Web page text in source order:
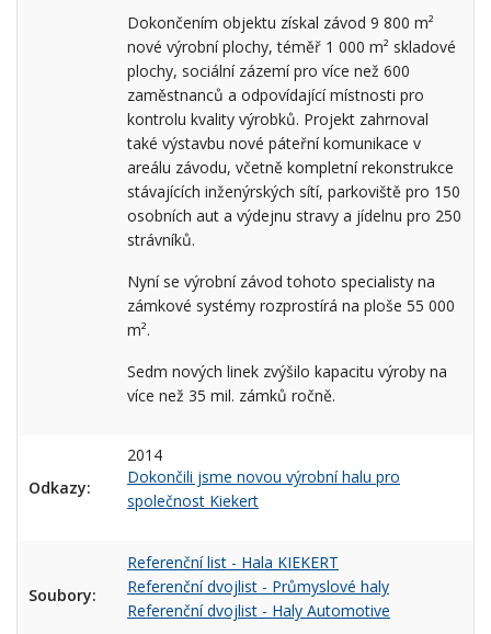
Dokončením objektu získal závod 9 800 m²
nové výrobní plochy, téměř 1 000 m² skladové
plochy, sociální zázemí pro více než 600
zaměstnanců a odpovídající místnosti pro
kontrolu kvality výrobků. Projekt zahrnoval
také výstavbu nové páteřní komunikace v
areálu závodu, včetně kompletní rekonstrukce
stávajících inženýrských sítí, parkoviště pro 150
osobních aut a výdejnu stravy a jídelnu pro 250
strávníků.
Nyní se výrobní závod tohoto specialisty na
zámkové systémy rozprostírá na ploše 55 000
m².
Sedm nových linek zvýšilo kapacitu výroby na
více než 35 mil. zámků ročně.
Odkazy:
2014
Dokončili jsme novou výrobní halu pro
společnost Kiekert
Soubory:
Referenční list - Hala KIEKERT
Referenční dvojlist - Průmyslové haly
Referenční dvojlist - Haly Automotive